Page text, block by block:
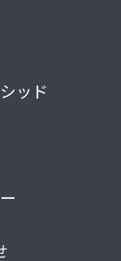
ッド